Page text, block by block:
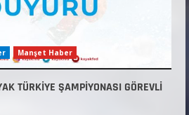
Manşet Haber
TÜRKİYE ŞAMPİYONASI GÖREVLİ